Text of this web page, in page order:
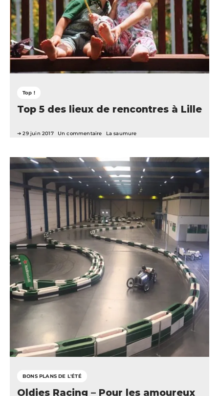
Top !
Top 5 des lieux de rencontres à Lille
29 juin 2017 Un commentaire La saumure
BONS PLANS DE L'ÉTÉ
Oldies Racing – Pour les amoureux